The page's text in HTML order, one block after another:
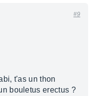
#9
t'as un thon
bouletus erectus ?